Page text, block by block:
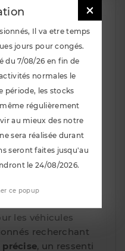
Powerflex
– Clio III RS &
réactivité de votre
moteur
Series PFF60-
haute
ou
d’origine afin
parasites du
la puissance vers
les véhicules
recherchant
, un ressenti

Il va etre temps
jours pour congés.
du 7/08/26 en fin de
normales le
période, les stocks
régulièrement
au mieux des notre
sera réalisée durant
seront faites jusqu'au
le 24/08/2026.
ce popup